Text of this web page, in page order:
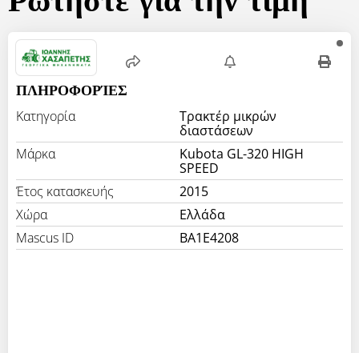
ΠΛΗΡΟΦΟΡΊΕΣ
Κατηγορία
Τρακτέρ μικρών
διαστάσεων
Μάρκα
Kubota GL-320 HIGH
SPEED
Έτος κατασκευής
2015
Χώρα
Ελλάδα
Mascus ID
BA1E4208